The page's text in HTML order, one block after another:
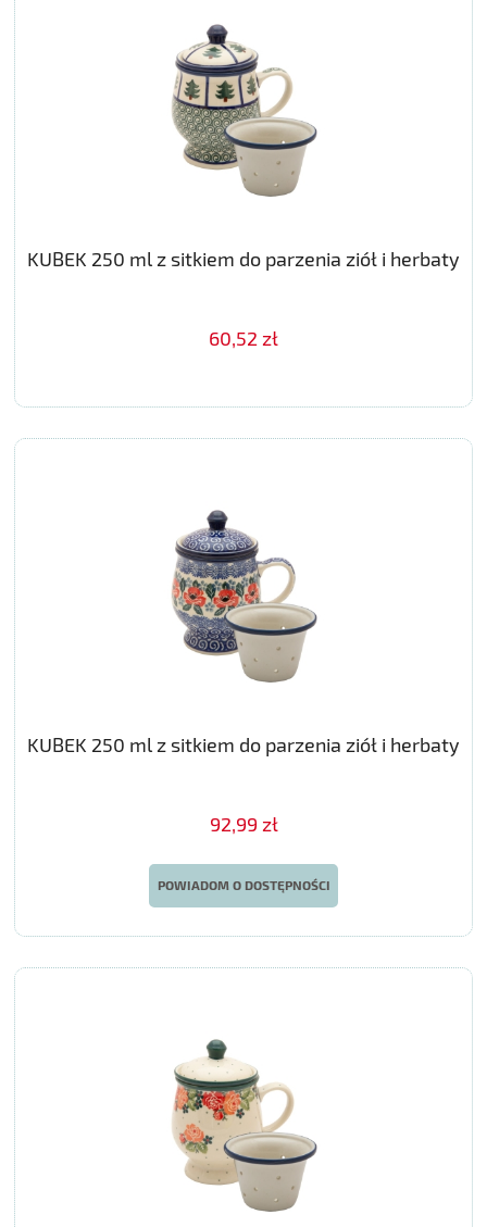
KUBEK 250 ml z sitkiem do parzenia ziół i herbaty
60,52 zł
KUBEK 250 ml z sitkiem do parzenia ziół i herbaty
92,99 zł
POWIADOM O DOSTĘPNOŚCI